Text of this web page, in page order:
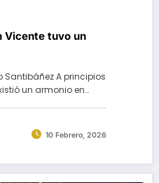
Vicente tuvo un
A principios
un armonio en…
10 Febrero, 2026